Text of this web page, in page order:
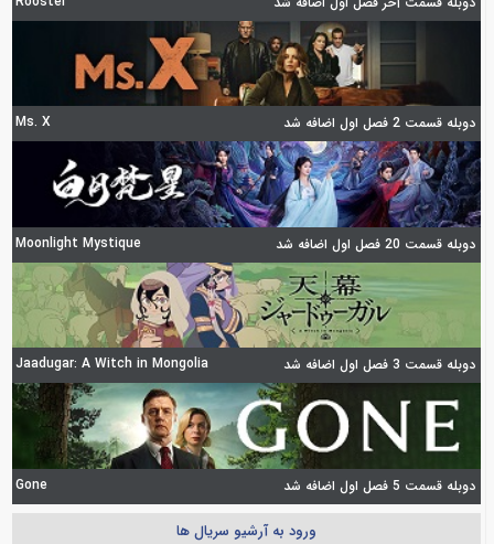
دوبله قسمت 2 فصل اول اضافه شد Ms. X
دوبله قسمت 20 فصل اول اضافه شد Moonlight Mystique
دوبله قسمت 3 فصل اول اضافه شد Jaadugar: A Witch in Mongolia
دوبله قسمت 5 فصل اول اضافه شد Gone
ورود به آرشیو سریال ها